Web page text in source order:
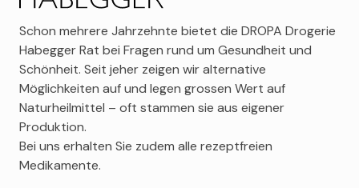
Schon mehrere Jahrzehnte bietet die DROPA Drogerie
Habegger Rat bei Fragen rund um Gesundheit und
Schönheit. Seit jeher zeigen wir alternative
Möglichkeiten auf und legen grossen Wert auf
Naturheilmittel – oft stammen sie aus eigener
Produktion.
Bei uns erhalten Sie zudem alle rezeptfreien
Medikamente.